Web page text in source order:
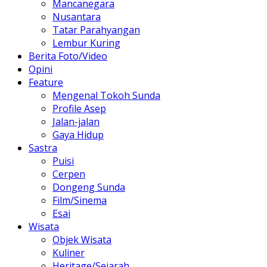
Mancanegara
Nusantara
Tatar Parahyangan
Lembur Kuring
Berita Foto/Video
Opini
Feature
Mengenal Tokoh Sunda
Profile Asep
Jalan-jalan
Gaya Hidup
Sastra
Puisi
Cerpen
Dongeng Sunda
Film/Sinema
Esai
Wisata
Objek Wisata
Kuliner